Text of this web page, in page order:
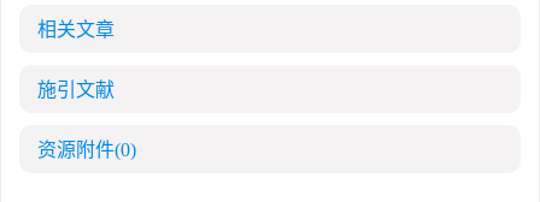
相关文章
施引文献
资源附件(0)